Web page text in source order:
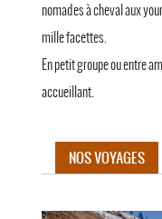
nomades à cheval aux
mille facettes.
En petit groupe ou entre
accueillant.
NOS VOYAGES